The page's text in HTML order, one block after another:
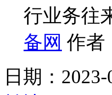
行业务往
备网 作者
日期：2023-